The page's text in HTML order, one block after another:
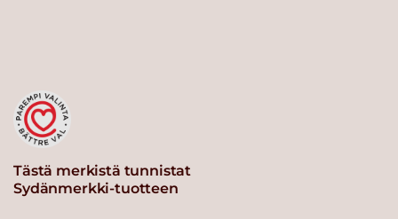
Tästä merkistä tunnistat
Sydänmerkki-tuotteen